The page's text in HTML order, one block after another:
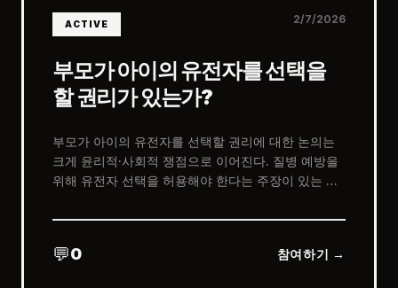
ACTIVE 2/7/2026
부모가 아이의 유전자를 선택을
할 권리가 있는가?
부모가 아이의 유전자를 선택할 권리에 대한 논의는
크게 윤리적·사회적 쟁점으로 이어진다. 질병 예방을
위해 유전자 선택을 허용해야 한다는 주장이 있는 반
적 불평등을 초래할 수 있다는 우려가 크다.
💬0 참여하기 →